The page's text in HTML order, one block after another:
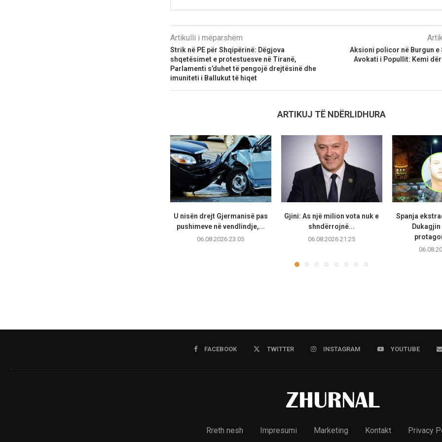
Artikulli i mëparshëm
Strik në PE për Shqipërinë: Dëgjova
shqetësimet e protestuesve në Tiranë,
Parlamenti s’duhet të pengojë drejtësinë dhe
imuniteti i Ballukut të hiqet
Aksioni policor në Burgun e
Avokati i Popullit: Kemi
ARTIKUJ TË NDËRLIDHURA
U nisën drejt Gjermanisë pas
pushimeve në vendlindje,...
06.08.2026 23:05
Gjini: As një milion vota nuk e
shndërrojnë...
06.08.2026 21:25
Spanja
FACEBOOK TWITTER INSTAGRAM YOUTUBE
Rreth nesh Impresumi Marketing Kontakt Privacy